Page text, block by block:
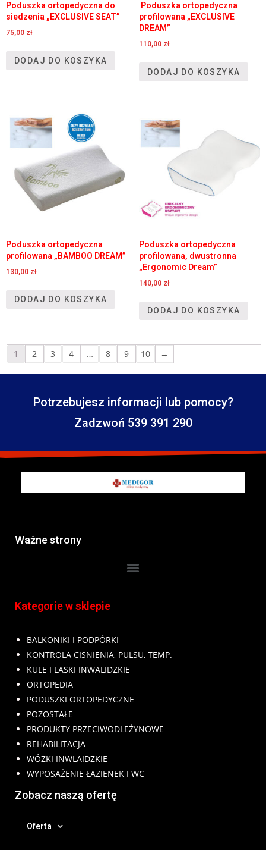
Poduszka ortopedyczna do
siedzenia „EXCLUSIVE SEAT”
75,00 zł
DODAJ DO KOSZYKA
Poduszka ortopedyczna
profilowana „EXCLUSIVE
DREAM”
110,00 zł
DODAJ DO KOSZYKA
Poduszka ortopedyczna
profilowana „BAMBOO DREAM”
130,00 zł
DODAJ DO KOSZYKA
Poduszka ortopedyczna
profilowana, dwustronna
„Ergonomic Dream”
140,00 zł
DODAJ DO KOSZYKA
1 2 3 4 … 8 9 10 →
Potrzebujesz informacji lub pomocy?
Zadzwoń 539 391 290
Ważne strony
Kategorie w sklepie
BALKONIKI I PODPÓRKI
KONTROLA CISNIENIA, PULSU, TEMP.
KULE I LASKI INWALIDZKIE
ORTOPEDIA
PODUSZKI ORTOPEDYCZNE
POZOSTAŁE
PRODUKTY PRZECIWODLEŻYNOWE
REHABILITACJA
WÓZKI INWLAIDZKIE
WYPOSAŻENIE ŁAZIENEK I WC
Zobacz naszą ofertę
Oferta